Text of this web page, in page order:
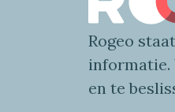
Rogeo
informatie
en te